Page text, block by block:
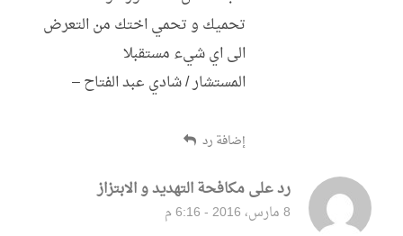
تحميك و تحمي اختك من التعرض
الى اي شيء مستقبلا
المستشار / شادي عبد الفتاح –
رد على مكافحة التهديد و الابتزازقال:
8 مارس، 2016 - 6:16 م